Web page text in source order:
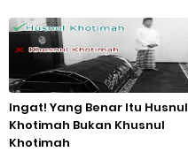
Ingat! Yang Benar Itu Husnul
Khotimah Bukan Khusnul
Khotimah